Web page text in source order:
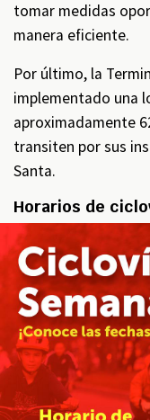
tomar medidas
manera eficiente.
Por último, la
implementado una
aproximadamente
transiten por sus
Santa.
Horarios de